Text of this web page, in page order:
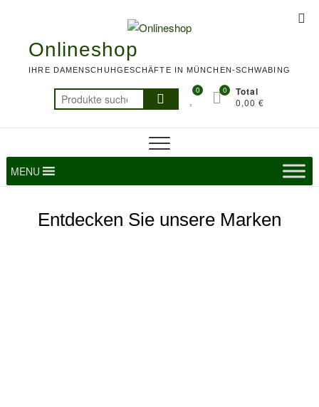
contentOnlineshop
IHRE DAMENSCHUHGESCHÄFTE IN MÜNCHEN-SCHWABING
Suchen
nach:
0 Total
0,00 €
0
MENU
Entdecken Sie unsere Marken